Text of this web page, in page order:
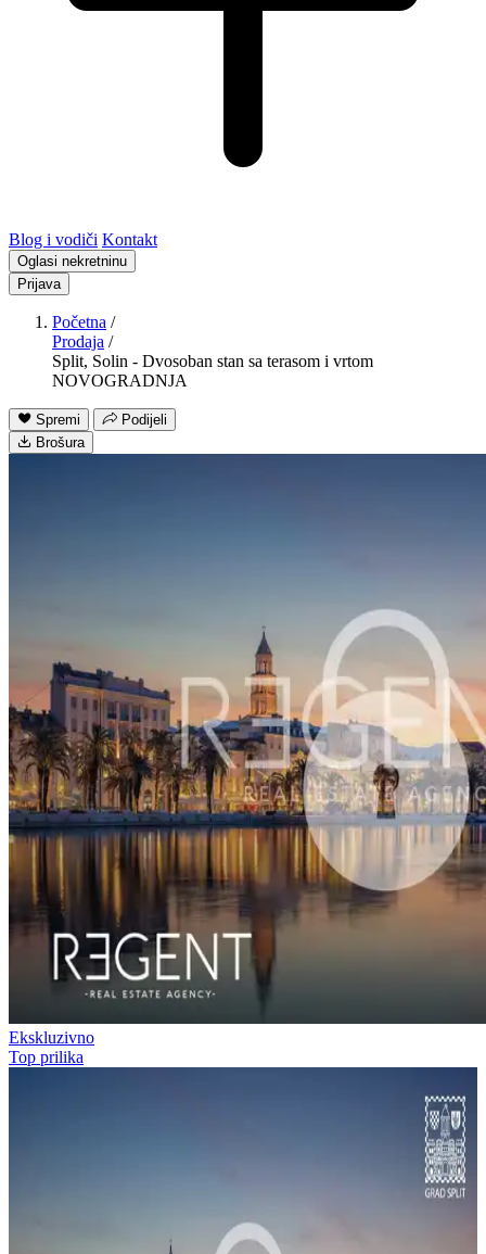
Blog i vodiči Kontakt
Oglasi nekretninu
Prijava
Početna /
Prodaja /
Split, Solin - Dvosoban stan sa terasom i vrtom
NOVOGRADNJA
Spremi
Podijeli
Brošura
Ekskluzivno
Top prilika